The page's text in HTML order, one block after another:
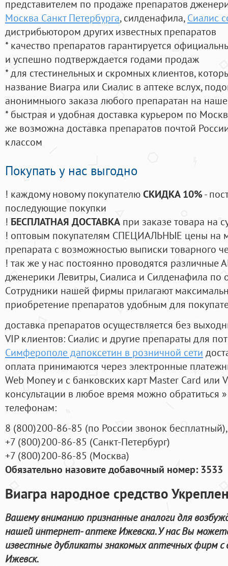
представителем по продаже препаратов
Москва Санкт Петербурга, силденафила, Сиалис
дистрибьютором других известных препаратов
* качество препаратов гарантируется
и успешно подтверждается годами продаж
* для стестинельных и скромных клиентов,
название Виагра или Сиалис в аптеке вслух,
анонимныого заказа любого препаратан на
* быстрая и удобная доставка курьером по
же возможна доставка препаратов почтой
классом
Покупать у нас выгодно
! каждому новому покупателюСКИДКА 10%-
последующие покупки
! БЕСПЛАТНАЯ ДОСТАВКА при заказе товара на
! оптовым покупателям СПЕЦИАЛЬНЫЕ цены на
препарата с возможностью выписки товарного
! так же у нас постоянно проводятся
дженерики Левитры, Сиалиса и Силденафила по
Cотрудники нашей фирмы прилагают
приобретение препаратов удобным для
доставка препаратов осуществляется без
VIP клиентов: Сиалис и другие препараты для
Симферополе дапоксетин в розничной сети
оплата принимаются через электронные
Web Money и с банковских карт Master Card или
консультации в любое время можно обратиться
телефонам:
8 (800)200-86-85 (по России звонок бесплатный),
+7 (800)200-86-85 (Санкт-Петербург)
+7 (800)200-86-85 (Москва)
Обязательно назовите добавочный номер: 3533
Виагра народное средство
Вашему вниманию признанные аналоги для
нашей интернет- аптеке Ижевска. У нас Вы
известные дубликаты знакомых аптечных фирм с
Ижевск.